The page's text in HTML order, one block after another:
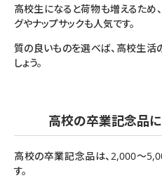
高校生になると荷物も増えるため
グやナップサックも人気です。
質の良いものを選べば、高校生活
しょう。
高校の卒業記念品
高校の卒業記念品は、2,000〜
す。